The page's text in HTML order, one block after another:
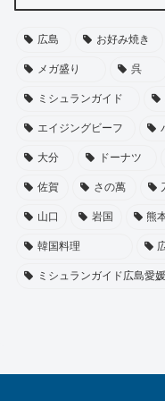
広島 お好み焼き
メガ盛り 呉
ミシュランガイド
エイジングビーフ
大分 ドーナツ
佐賀 さの萬
山口 岩国 熊
韓国料理
ミシュランガイド広島愛媛